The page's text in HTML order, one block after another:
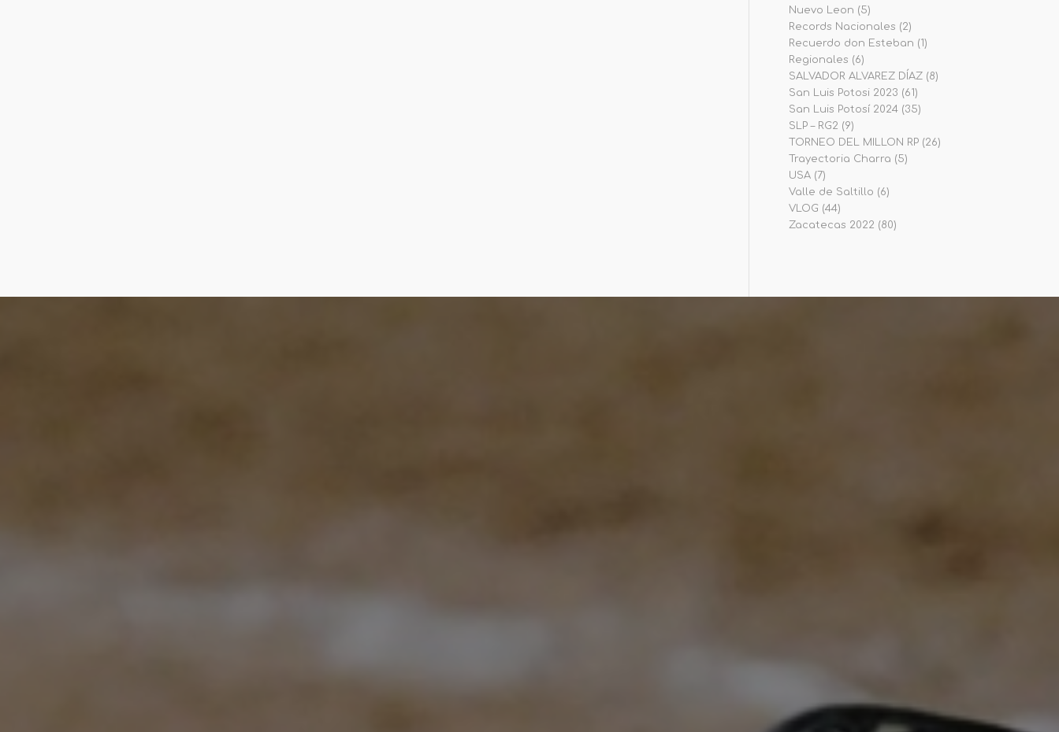
Nuevo Leon (5)
Records Nacionales (2)
Recuerdo don Esteban (1)
Regionales (6)
SALVADOR ALVAREZ DÍAZ (8)
San Luis Potosi 2023 (61)
San Luis Potosí 2024 (35)
SLP – RG2 (9)
TORNEO DEL MILLON RP (26)
Trayectoria Charra (5)
USA (7)
Valle de Saltillo (6)
VLOG (44)
Zacatecas 2022 (80)